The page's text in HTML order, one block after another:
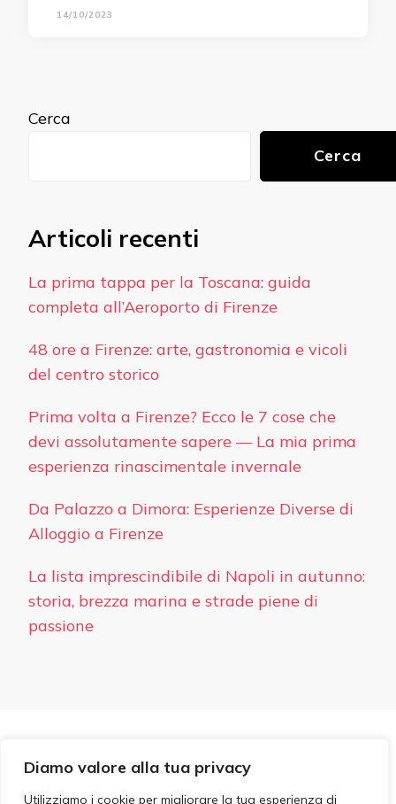
Diamo valore alla tua privacy
Utilizziamo i cookie per migliorare la tua esperienza di
14/10/2023
Cerca
Cerca
Articoli recenti
La prima tappa per la Toscana: guida
completa all’Aeroporto di Firenze
48 ore a Firenze: arte, gastronomia e vicoli
del centro storico
Prima volta a Firenze? Ecco le 7 cose che
devi assolutamente sapere — La mia prima
esperienza rinascimentale invernale
Da Palazzo a Dimora: Esperienze Diverse di
Alloggio a Firenze
La lista imprescindibile di Napoli in autunno:
storia, brezza marina e strade piene di
passione
Hotel Ideale
. Tutti i diritti riservati.
Blossom PinIt | Sviluppato daBlossom Themes. Powered